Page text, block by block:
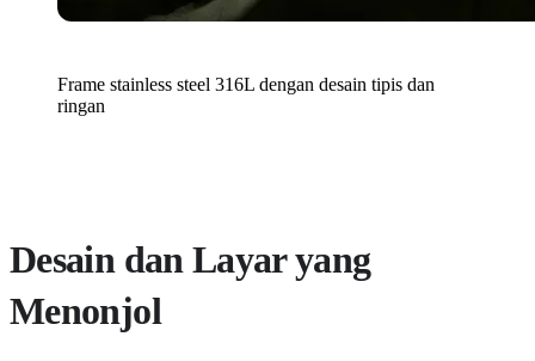
Frame stainless steel 316L dengan desain tipis dan
ringan
Desain dan Layar yang
Menonjol